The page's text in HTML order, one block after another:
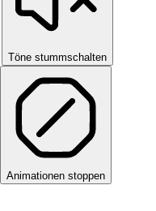
Töne stummschalten
Animationen stoppen